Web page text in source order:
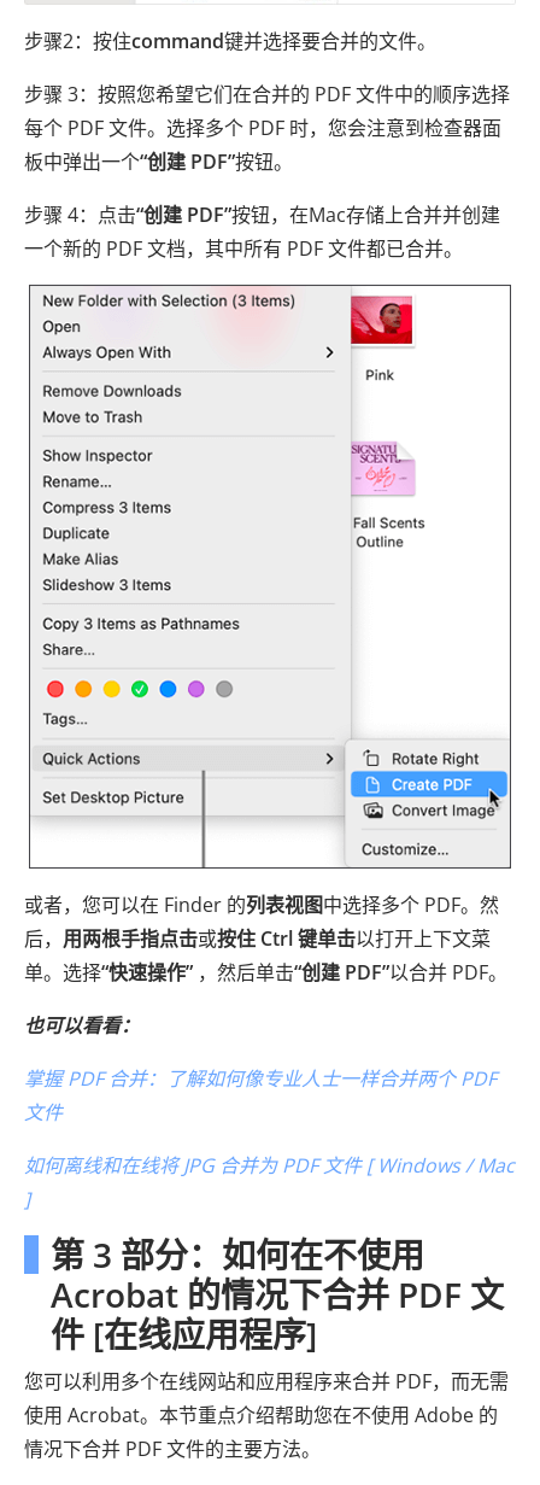
步骤2：按住command键并选择要合并的文件。
步骤 3：按照您希望它们在合并的 PDF 文件中的顺序选择
每个 PDF 文件。选择多个 PDF 时，您会注意到检查器面
板中弹出一个“创建 PDF”按钮。
步骤 4：点击“创建 PDF”按钮，在Mac存储上合并并创建
一个新的 PDF 文档，其中所有 PDF 文件都已合并。
或者，您可以在 Finder 的列表视图中选择多个 PDF。然
后， 用两根手指点击或按住 Ctrl 键单击以打开上下文菜
单。选择“快速操作” ，然后单击“创建 PDF”以合并 PDF。
也可以看看：
掌握 PDF 合并：了解如何像专业人士一样合并两个 PDF
文件
如何离线和在线将 JPG 合并为 PDF 文件 [ Windows / Mac
]
第 3 部分：如何在不使用
Acrobat 的情况下合并 PDF 文
件 [在线应用程序]
您可以利用多个在线网站和应用程序来合并 PDF，而无需
使用 Acrobat。本节重点介绍帮助您在不使用 Adob​​e 的
情况下合并 PDF 文件的主要方法。